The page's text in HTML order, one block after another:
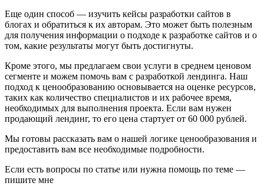
Еще один способ — изучить кейсы разработки сайтов в
блогах и обратиться к их авторам. Это может быть полезным
для получения информации о подходе к разработке сайтов и о
том, какие результаты могут быть достигнуты.
Кроме этого, мы предлагаем свои услуги в среднем ценовом
сегменте и можем помочь вам с разработкой лендинга. Наш
подход к ценообразованию основывается на оценке ресурсов,
таких как количество специалистов и их рабочее время,
необходимых для выполнения проекта. Если вам нужен
продающий лендинг, то его цена стартует от 60 000 рублей.
Мы готовы рассказать вам о нашей логике ценообразования и
предоставить вам все необходимые подробности.
Если есть вопросы по статье или нужна помощь по теме —
пишите мне